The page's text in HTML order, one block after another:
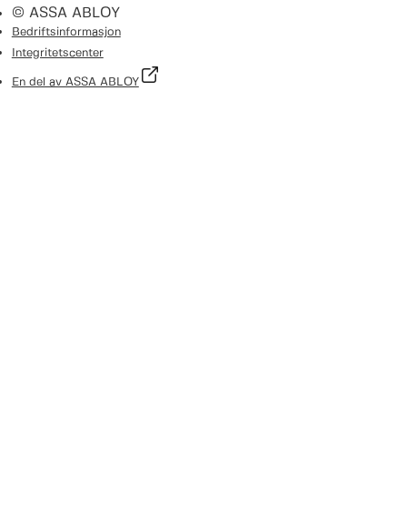
© ASSA ABLOY
Bedriftsinformasjon
Integritetscenter
En del av ASSA ABLOY